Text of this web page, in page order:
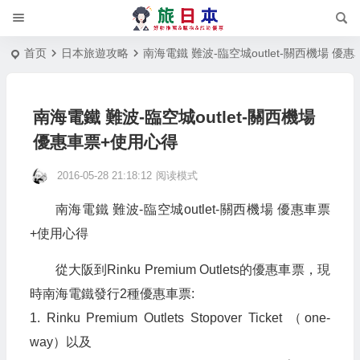
首页 日本旅遊攻略 南海電鐵 難波-臨空城outlet-關西機場 優惠
南海電鐵 難波-臨空城outlet-關西機場
優惠車票+使用心得
2016-05-28 21:18:12 阅读模式
南海電鐵 難波-臨空城outlet-關西機場 優惠車票
+使用心得
從大阪到Rinku Premium Outlets的優惠車票，現
時南海電鐵發行2種優惠車票:
1. Rinku Premium Outlets Stopover Ticket （one-
way）以及